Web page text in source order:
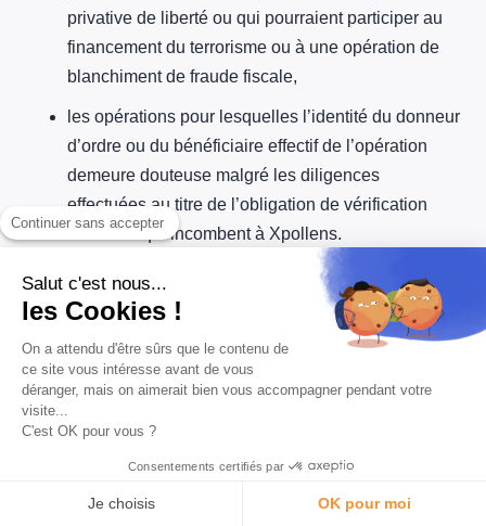
Continuer sans accepter
Salut c'est nous...
les Cookies !
On a attendu d'être sûrs que le contenu de
ce site vous intéresse avant de vous
déranger, mais on aimerait bien vous accompagner pendant votre
visite...
C'est OK pour vous ?
Consentements certifiés par
Je choisis OK pour moi
privative de liberté ou qui pourraient participer au
financement du terrorisme ou à une opération de
blanchiment de fraude fiscale,
les opérations pour lesquelles l’identité du donneur
d’ordre ou du bénéficiaire effectif de l’opération
demeure douteuse malgré les diligences
effectuées au titre de l’obligation de vérification
d’identité qui incombent à Xpollens.
Prévention, recherche et détection de fraude en matière
de paiements et d’accès à distance de vos comptes de
monnaie électronique et/ou de paiement
Nous sommes tenus de mettre en œuvre des mesures
de sécurité impliquant le traitement de certaines de vos
données à caractère personnel dans le cadre de nos
procédures d’authentification et en vue de protéger
l’intégrité et la confidentialité de vos données.